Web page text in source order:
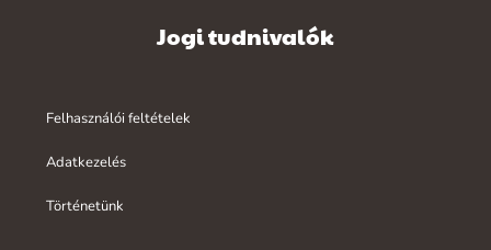
Jogi tudnivalók
Felhasználói feltételek
Adatkezelés
Történetünk